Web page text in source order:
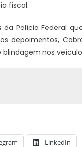
fiscal.
Polícia Federal
depoimentos,
nos
LinkedIn